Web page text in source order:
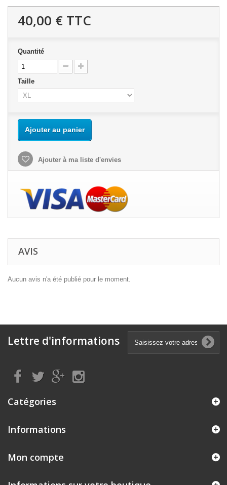
40,00 € TTC
Quantité
Taille
Ajouter au panier
Ajouter à ma liste d'envies
AVIS
Aucun avis n'a été publié pour le moment.
Lettre d'informations
Catégories
Informations
Mon compte